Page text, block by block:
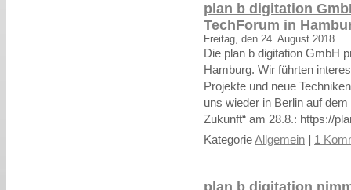
plan b digitation
TechForum in
Freitag, den 24. August 2018
Die plan b digitation GmbH
Hamburg. Wir führten
Projekte und neue
uns wieder in Berlin auf
Zukunft“ am 28.8.: https://
KategorieAllgemein | 1
plan b digitation